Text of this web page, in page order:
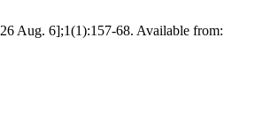
Aug. 6];1(1):157-68. Available from: